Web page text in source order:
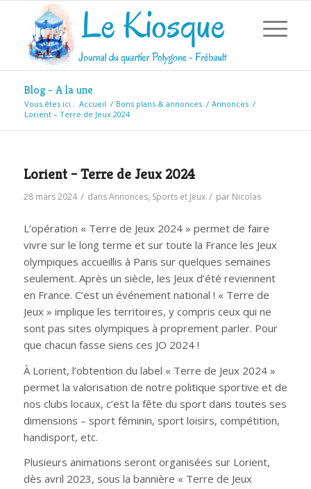
Blog - A la une
Vous êtes ici : Accueil / Bons plans & annonces / Annonces /
Lorient – Terre de Jeux 2024
Lorient – Terre de Jeux 2024
28 mars 2024 / dansAnnonces, Sports et Jeux / par Nicolas
L’opération « Terre de Jeux 2024 » permet de faire
vivre sur le long terme et sur toute la France les Jeux
olympiques accueillis à Paris sur quelques semaines
seulement. Après un siècle, les Jeux d’été reviennent
en France. C’est un événement national ! « Terre de
Jeux » implique les territoires, y compris ceux qui ne
sont pas sites olympiques à proprement parler. Pour
que chacun fasse siens ces JO 2024 !
À Lorient, l’obtention du label « Terre de Jeux 2024 »
permet la valorisation de notre politique sportive et de
nos clubs locaux, c’est la fête du sport dans toutes ses
dimensions – sport féminin, sport loisirs, compétition,
handisport, etc.
Plusieurs animations seront organisées sur Lorient,
dès avril 2023, sous la bannière « Terre de Jeux